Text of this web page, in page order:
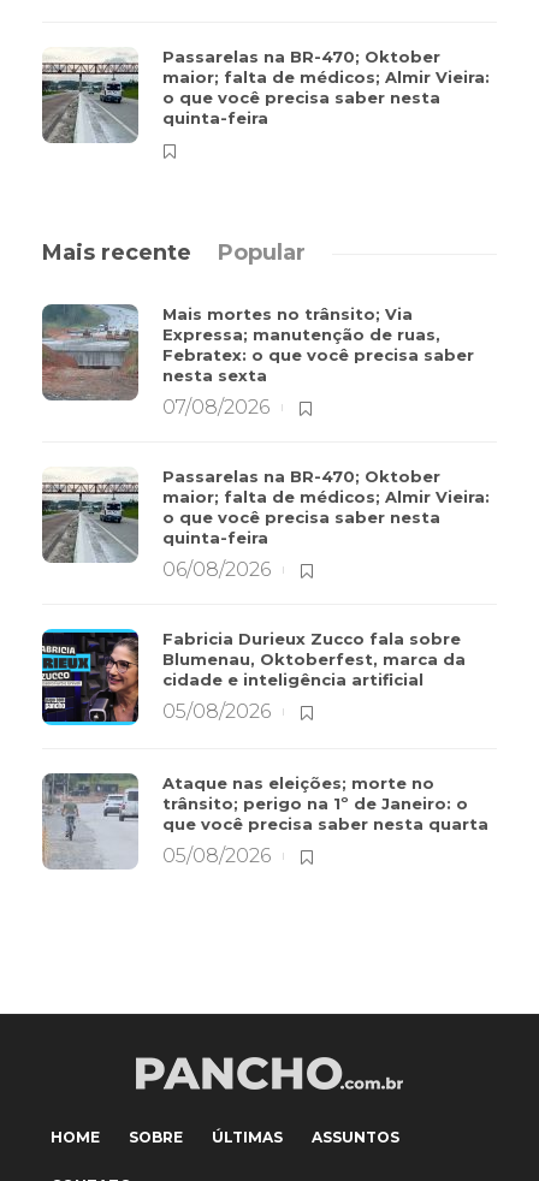
Passarelas na BR-470; Oktober
maior; falta de médicos; Almir Vieira:
o que você precisa saber nesta
quinta-feira
Mais recente Popular
Mais mortes no trânsito; Via
Expressa; manutenção de ruas,
Febratex: o que você precisa saber
nesta sexta
07/08/2026
Passarelas na BR-470; Oktober
maior; falta de médicos; Almir Vieira:
o que você precisa saber nesta
quinta-feira
06/08/2026
Fabricia Durieux Zucco fala sobre
Blumenau, Oktoberfest, marca da
cidade e inteligência artificial
05/08/2026
Ataque nas eleições; morte no
trânsito; perigo na 1º de Janeiro: o
que você precisa saber nesta quarta
05/08/2026
HOME SOBRE ÚLTIMAS ASSUNTOS